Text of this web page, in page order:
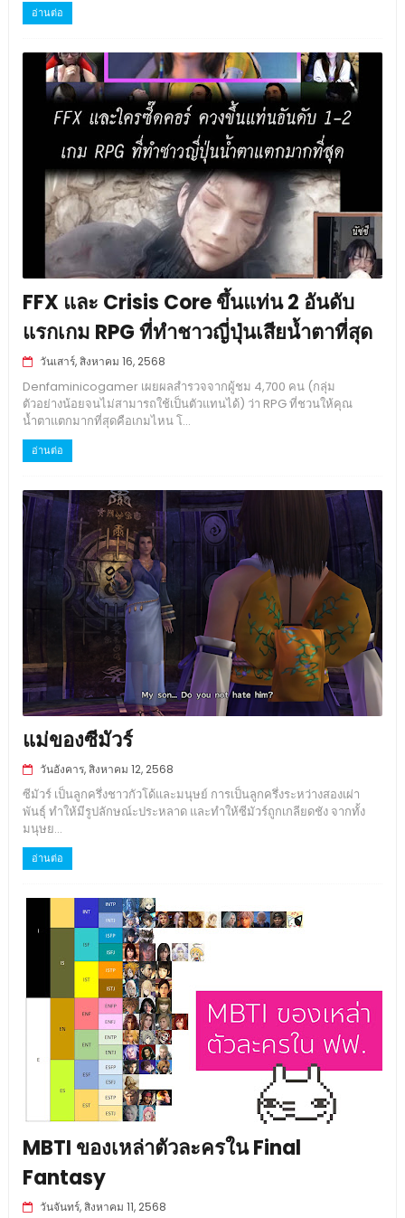
อ่านต่อ
FFX และ Crisis Core ขึ้นแท่น 2 อันดับ
แรกเกม RPG ที่ทำชาวญี่ปุ่นเสียน้ำตาที่สุด
วันเสาร์, สิงหาคม 16, 2568
Denfaminicogamer เผยผลสำรวจจากผู้ชม 4,700 คน (กลุ่ม
ตัวอย่างน้อยจนไม่สามารถใช้เป็นตัวแทนได้) ว่า RPG ที่ชวนให้คุณ
น้ำตาแตกมากที่สุดคือเกมไหน โ...
อ่านต่อ
แม่ของซีมัวร์
วันอังคาร, สิงหาคม 12, 2568
ซีมัวร์ เป็นลูกครึ่งชาวกัวโด้และมนุษย์ การเป็นลูกครึ่งระหว่างสองเผ่า
พันธุ์ ทำให้มีรูปลักษณ์ะประหลาด และทำให้ซีมัวร์ถูกเกลียดชัง จากทั้ง
มนุษย...
อ่านต่อ
MBTI ของเหล่าตัวละครใน Final
Fantasy
วันจันทร์, สิงหาคม 11, 2568